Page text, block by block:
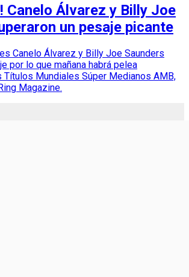
Canelo Álvarez y Billy Joe
un pesaje picante
Canelo Álvarez y Billy Joe Saunders
por lo que mañana habrá pelea
Títulos Mundiales Súper Medianos AMB,
Magazine.